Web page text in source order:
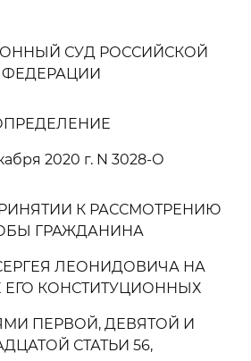
СУД РОССИЙСКОЙ
ФЕДЕРАЦИИ
2020 г. N 3028-О
К РАССМОТРЕНИЮ
ГРАЖДАНИНА
ЛЕОНИДОВИЧА НА
КОНСТИТУЦИОННЫХ
ПЕРВОЙ, ДЕВЯТОЙ И
СТАТЬИ 56,